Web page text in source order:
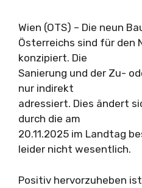
Wien (OTS) – Die neun
Österreichs sind für den
konzipiert. Die
Sanierung und der Zu-
nur indirekt
adressiert. Dies ändert
durch die am
20.11.2025 im Landtag
leider nicht wesentlich.
Positiv hervorzuheben